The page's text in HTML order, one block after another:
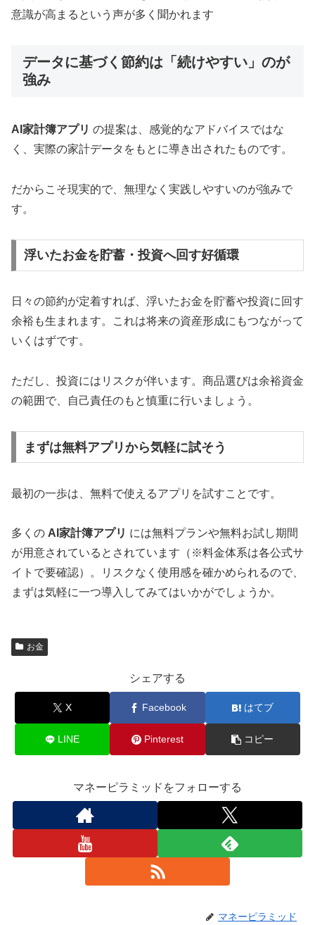
意識が高まるという声が多く聞かれます
データに基づく節約は「続けやすい」のが
強み
AI家計簿アプリ の提案は、感覚的なアドバイスではな
く、実際の家計データをもとに導き出されたものです。
だからこそ現実的で、無理なく実践しやすいのが強みで
す。
浮いたお金を貯蓄・投資へ回す好循環
日々の節約が定着すれば、浮いたお金を貯蓄や投資に回す
余裕も生まれます。これは将来の資産形成にもつながって
いくはずです。
ただし、投資にはリスクが伴います。商品選びは余裕資金
の範囲で、自己責任のもと慎重に行いましょう。
まずは無料アプリから気軽に試そう
最初の一歩は、無料で使えるアプリを試すことです。
多くの AI家計簿アプリ には無料プランや無料お試し期間
が用意されているとされています（※料金体系は各公式サ
イトで要確認）。リスクなく使用感を確かめられるので、
まずは気軽に一つ導入してみてはいかがでしょうか。
お金
シェアする
X Facebook はてブ
LINE Pinterest コピー
マネーピラミッドをフォローする
マネーピラミッド